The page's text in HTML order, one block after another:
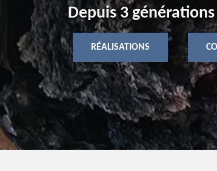
Depuis 3 générations
RÉALISATIONS